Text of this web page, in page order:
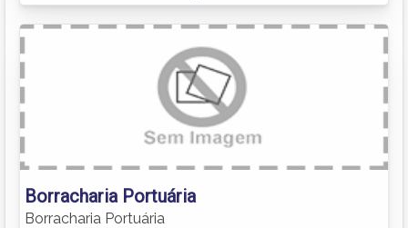
Borracharia Portuária
Borracharia Portuária